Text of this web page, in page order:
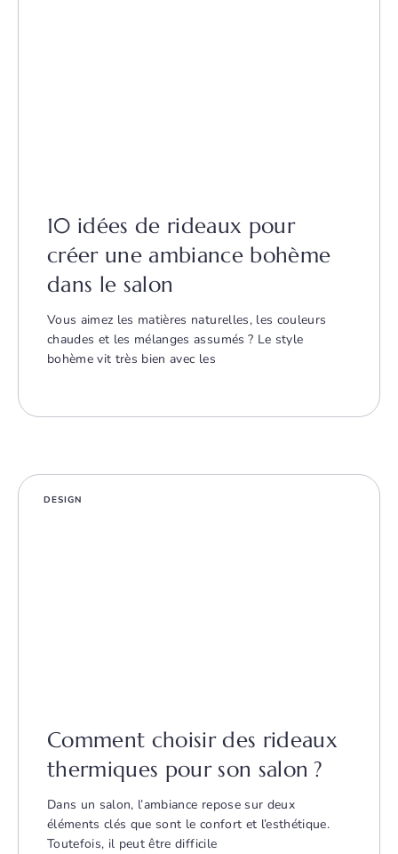
10 idées de rideaux pour
créer une ambiance bohème
dans le salon
Vous aimez les matières naturelles, les couleurs
chaudes et les mélanges assumés ? Le style
bohème vit très bien avec les
DESIGN
Comment choisir des rideaux
thermiques pour son salon ?
Dans un salon, l’ambiance repose sur deux
éléments clés que sont le confort et l’esthétique.
Toutefois, il peut être difficile